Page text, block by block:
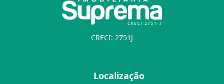
CRECI: 2751J
Localização